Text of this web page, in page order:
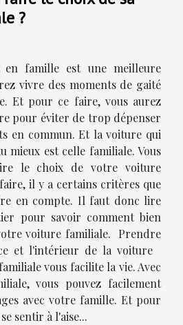
?
en famille est une meilleure
vivre des moments de gaité
Et pour ce faire, vous aurez
pour éviter de trop dépenser
en commun. Et la voiture qui
mieux est celle familiale. Vous
le choix de votre voiture
il y a certains critères que
en compte. Il faut donc lire
pour savoir comment bien
voiture familiale. Prendre
et l'intérieur de la voiture
vous facilite la vie. Avec
vous pouvez facilement
avec votre famille. Et pour
sentir à l'aise...